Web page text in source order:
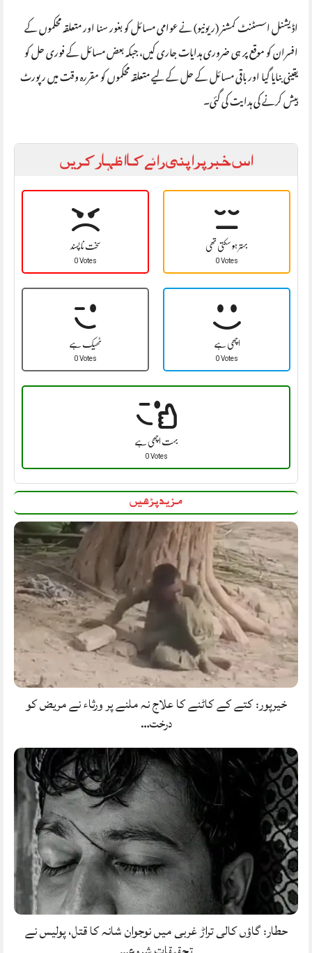
اڈیشنل اسسٹنٹ کمشنر (ریونیو) نے عوامی مسائل کو بغور سنا اور متعلقہ محکموں کے
افسران کو موقع پر ہی ضروری ہدایات جاری کیں، جبکہ بعض مسائل کے فوری حل کو
یقینی بنایا گیا اور باقی مسائل کے حل کے لیے متعلقہ محکموں کو مقررہ وقت میں رپورٹ
پیش کرنے کی ہدایت کی گئی۔
اس خبر پر اپنی رائے کا اظہار کریں
سخت نا پسند
0 Votes
بہتر ہو سکتی تھی
0 Votes
ٹھیک ہے
0 Votes
اچھی ہے
0 Votes
بہت اچھی ہے
0 Votes
مزید پڑھیں
خیرپور: کتے کے کاٹنے کا علاج نہ ملنے پر ورثاء نے مریض کو
درخت…
حطار: گاؤں کالی تراڑ غربی میں نوجوان شانہ کا قتل، پولیس نے